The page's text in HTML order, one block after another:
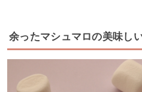
余ったマシュマロの美味し